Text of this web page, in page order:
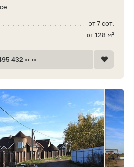
от 7 сот.
от 128 м²
432 •• ••